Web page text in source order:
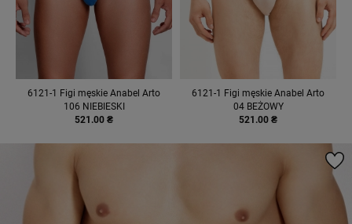
6121-1 Figi męskie Anabel Arto
106 NIEBIESKI
521.00 ₴
6121-1 Figi męskie Anabel Arto
04 BEŻOWY
521.00 ₴